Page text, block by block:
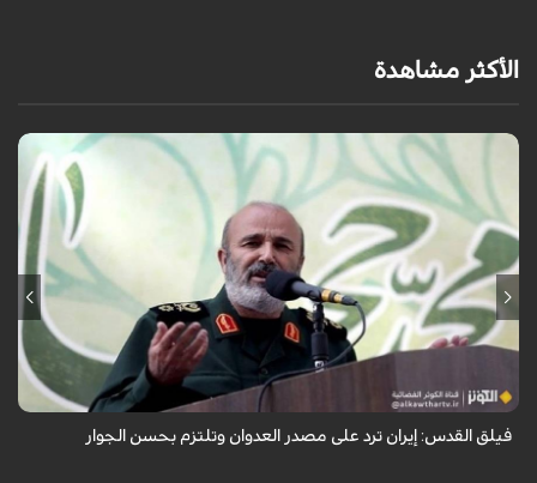
الأكثر مشاهدة
أكد نائب قائد فيلق القدس في الحرس الثوري العميد محمد رضا فلاح زاده أن
إيران ترد على مصدر العدوان وتلتزم بحسن الجوار.
فيلق القدس: إيران ترد على مصدر العدوان وتلتزم بحسن الجوار